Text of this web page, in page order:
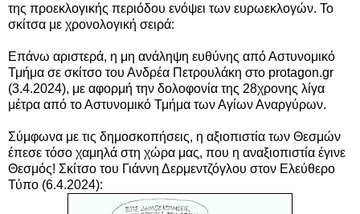
της προεκλογικής περιόδου ενόψει των ευρωεκλογών. Το
σκίτσα με χρονολογική σειρά:
Επάνω αριστερά, η μη ανάληψη ευθύνης από Αστυνομικό
Τμήμα σε σκίτσο του Ανδρέα Πετρουλάκη στο protagon.gr
(3.4.2024), με αφορμή την δολοφονία της 28χρονης λίγα
μέτρα από το Αστυνομικό Τμήμα των Αγίων Αναργύρων.
Σύμφωνα με τις δημοσκοπήσεις, η αξιοπιστία των Θεσμών
έπεσε τόσο χαμηλά στη χώρα μας, που η αναξιοπιστία έγινε
Θεσμός! Σκίτσο του Γιάννη Δερμεντζόγλου στον Ελεύθερο
Τύπο (6.4.2024):